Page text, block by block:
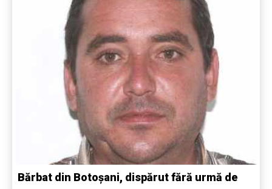
Bărbat din Botoșani, dispărut fără urmă de